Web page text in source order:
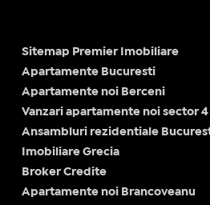
Sitemap Premier Imobiliare
Apartamente Bucuresti
Apartamente noi Berceni
Vanzari apartamente noi sector 4
Ansambluri rezidentiale
Imobiliare Grecia
Broker Credite
Apartamente noi Brancoveanu